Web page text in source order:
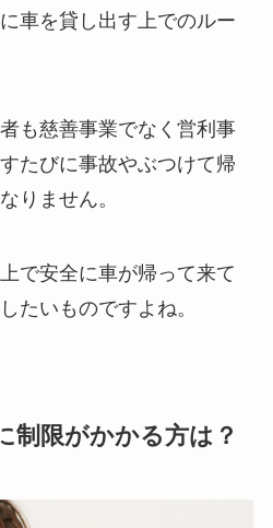
車を貸し出す上でのルー
も慈善事業でなく営利事
たびに事故やぶつけて帰
りません。
で安全に車が帰って来て
たいものですよね。
制限がかかる方は？